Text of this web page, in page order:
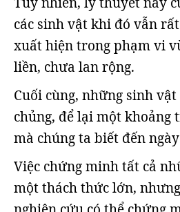
các sinh vật khi đó vẫn
xuất hiện trong phạm vi
liền, chưa lan rộng.
Cuối cùng, những sinh
chủng, để lại một khoảng
mà chúng ta biết đến
Việc chứng minh tất cả
một thách thức lớn,